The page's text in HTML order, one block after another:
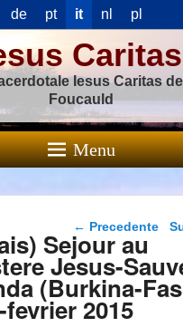
de pt it nl pl
Caritas
Iesus Caritas
Foucauld
Menu
Navigazione
← Precedente
Sejour au
Jesus-
(Burkina-
2015